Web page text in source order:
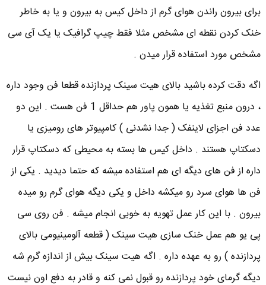
برای بیرون راندن هوای گرم از داخل کیس به بیرون و یا به خاطر
خنک کردن نقطه ای مشخص مثلا فقط چیپ گرافیک یا یک آی سی
مشخص مورد استفاده قرار میدن .
اگه دقت کرده باشید بالای هیت سینک پردازنده قطعا فن وجود داره
، درون منبع تغذیه یا همون پاور هم حداقل 1 فن هست . این دو
عدد فن اجزای لاینفک ( جدا نشدنی ) کامپیوتر های رومیزی یا
دسکتاپ هستند . داخل کیس ها بسته به محیطی که دسکتاپ قرار
داره از فن های دیگه ای هم استفاده میشه که حتما دیدید . یکی از
فن ها هوای سرد رو میکشه داخل و یکی دیگه هوای گرم رو میده
بیرون . با این کار عمل تهویه به خوبی انجام میشه . فن روی سی
پی یو هم عمل خنک سازی هیت سینک ( قطعه آلومینیومی بالای
پردازنده ) رو به عهده داره . اگه هیت سینک بیش از اندازه گرم شه
دیگه گرمای خود پردازنده رو قبول نمی کنه و قادر به دفع اون نیست